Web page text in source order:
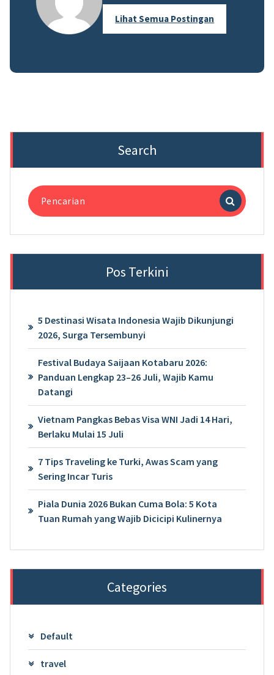
Lihat Semua Postingan
Search
Pencarian
untuk:
Pos Terkini
5 Destinasi Wisata Indonesia Wajib Dikunjungi
2026, Surga Tersembunyi
Festival Budaya Saijaan Kotabaru 2026:
Panduan Lengkap 23–26 Juli, Wajib Kamu
Datangi
Vietnam Pangkas Bebas Visa WNI Jadi 14 Hari,
Berlaku Mulai 15 Juli
7 Tips Traveling ke Turki, Awas Scam yang
Sering Incar Turis
Piala Dunia 2026 Bukan Cuma Bola: 5 Kota
Tuan Rumah yang Wajib Dicicipi Kulinernya
Categories
Default
travel